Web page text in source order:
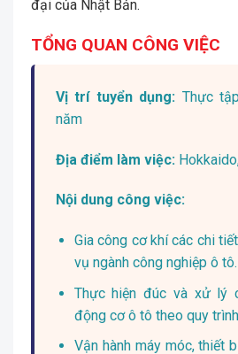
đại của Nhật Bản.
TỔNG QUAN CÔNG VIỆC
Vị trí tuyển dụng: Thực
năm
Địa điểm làm việc:
Nội dung công việc:
Gia công cơ khí các chi
vụ ngành công nghiệp ô tô.
Thực hiện đúc và xử lý
động cơ ô tô theo quy
Vận hành máy móc, thiết